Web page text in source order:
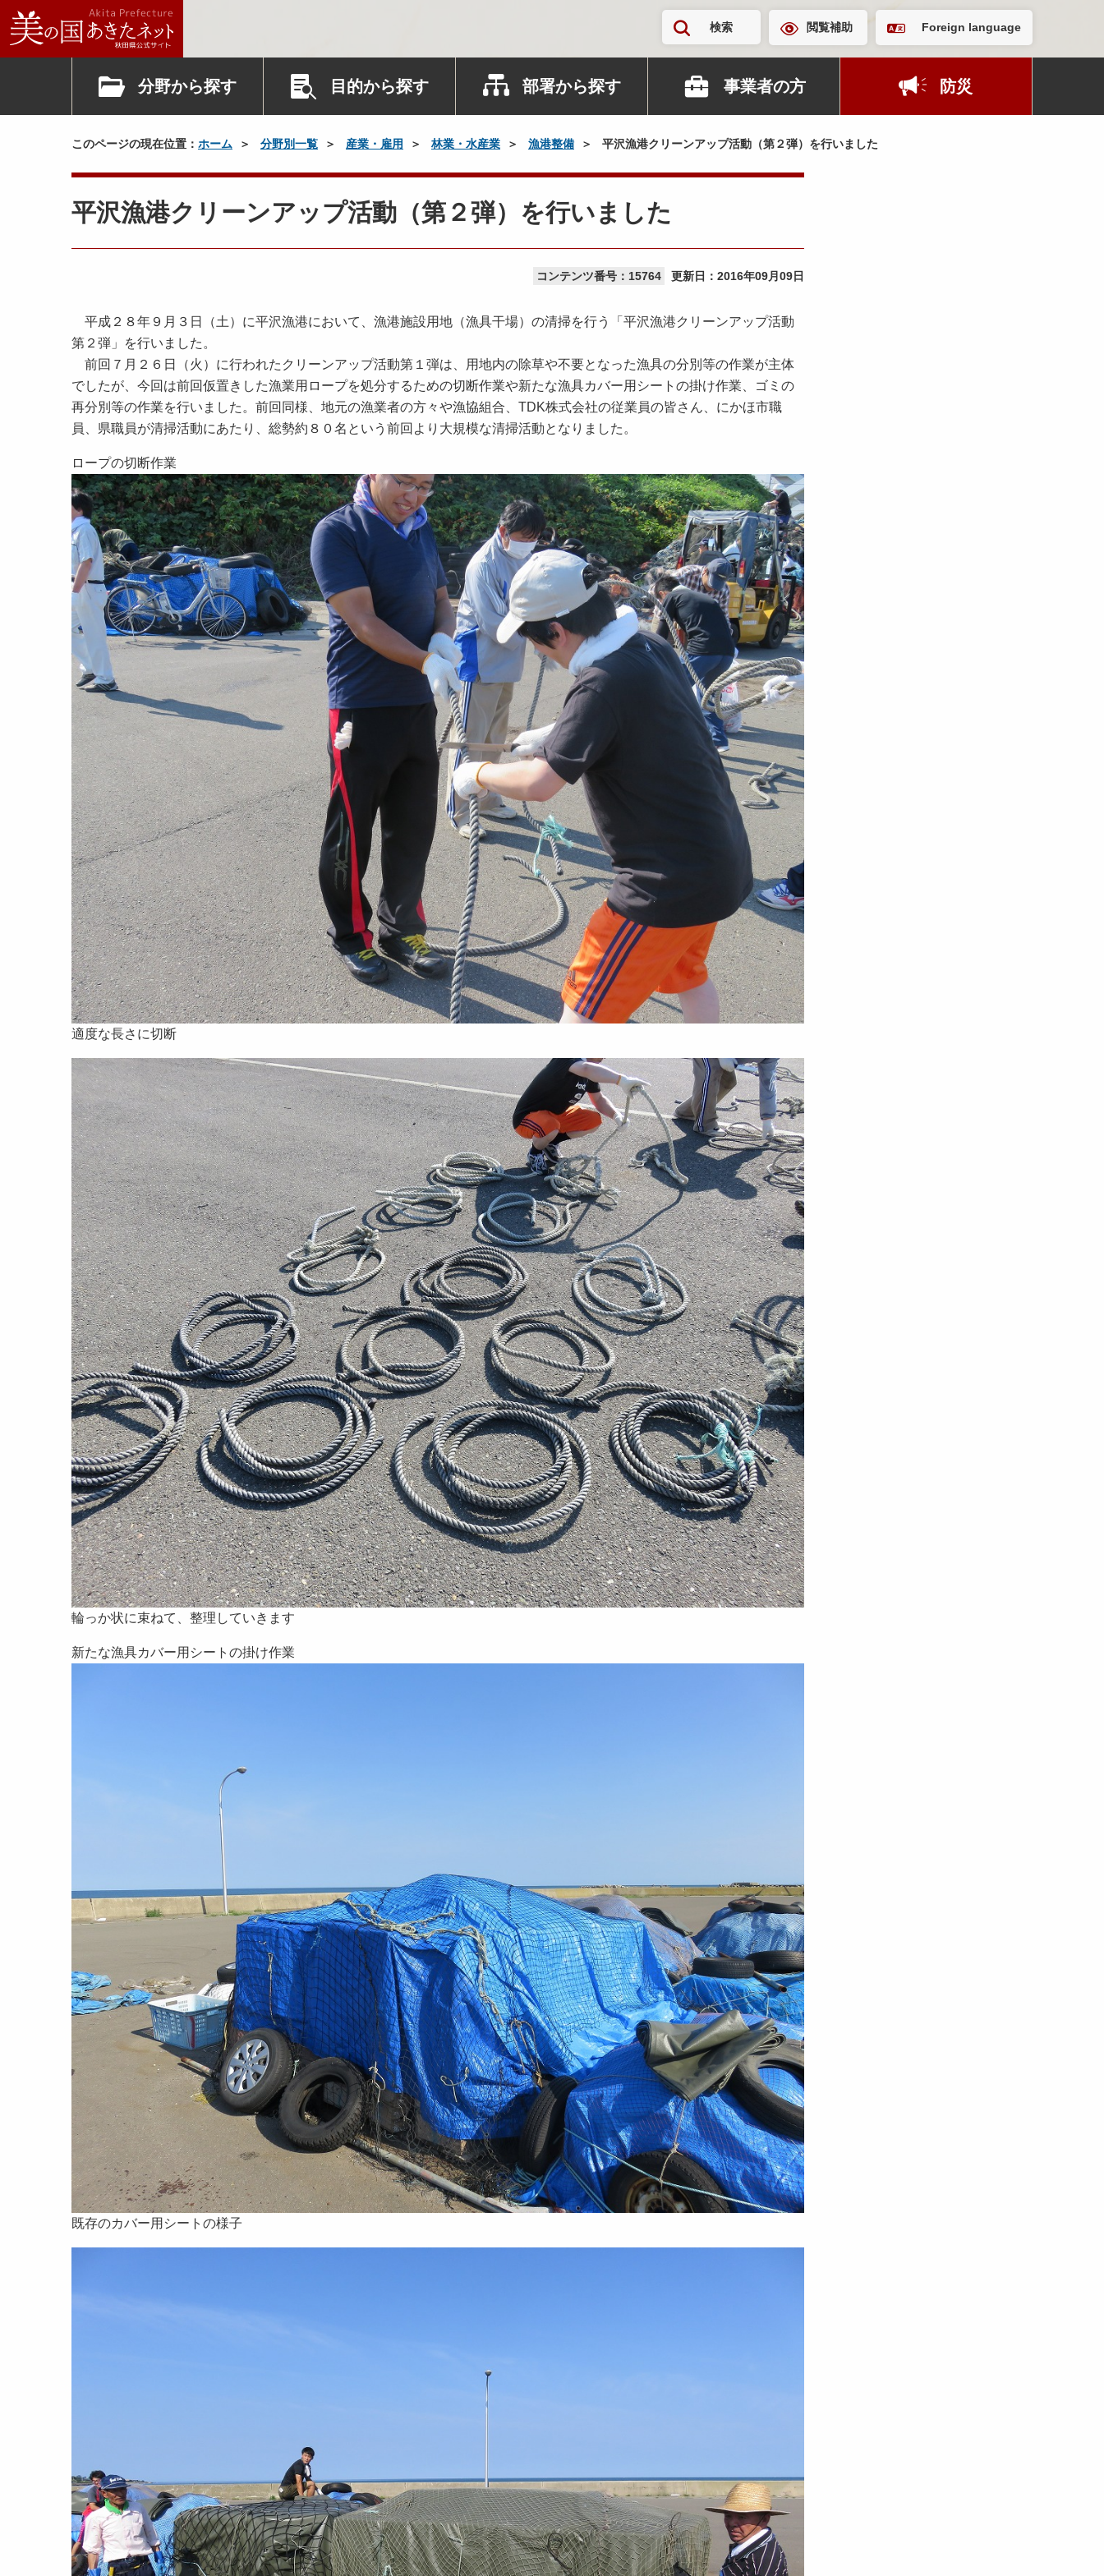
検索 閲覧補助 Foreign language
分野から探す 目的から探す 部署から探す 事業者の方 防災
このページの現在位置： ホーム 分野別一覧 産業・雇用 林業・水産業 漁港整備 平沢漁港クリーンアップ活動（第２弾）を行いました
平沢漁港クリーンアップ活動（第２弾）を行いました
コンテンツ番号：15764 更新日： 2016年09月09日
平成２８年９月３日（土）に平沢漁港において、漁港施設用地（漁具干場）の清掃を行う「平沢漁港クリーンアップ活動
第２弾」を行いました。
前回７月２６日（火）に行われたクリーンアップ活動第１弾は、用地内の除草や不要となった漁具の分別等の作業が主体
でしたが、今回は前回仮置きした漁業用ロープを処分するための切断作業や新たな漁具カバー用シートの掛け作業、ゴミの
再分別等の作業を行いました。前回同様、地元の漁業者の方々や漁協組合、TDK株式会社の従業員の皆さん、にかほ市職
員、県職員が清掃活動にあたり、総勢約８０名という前回より大規模な清掃活動となりました。
ロープの切断作業
適度な長さに切断
輪っか状に束ねて、整理していきます
新たな漁具カバー用シートの掛け作業
既存のカバー用シートの様子